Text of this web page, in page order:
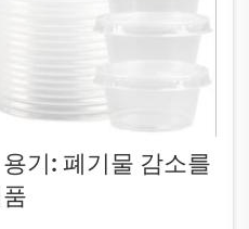
기: 폐기물 감소를